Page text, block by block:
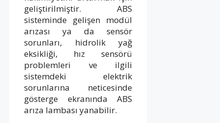
geliştirilmiştir. ABS
sisteminde gelişen modül
arızası ya da sensör
sorunları, hidrolik yağ
eksikliği, hız sensörü
problemleri ve ilgili
sistemdeki elektrik
sorunlarına neticesinde
gösterge ekranında ABS
arıza lambası yanabilir.